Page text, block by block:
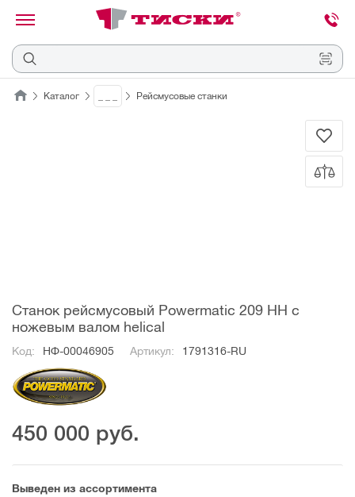
Отмена
Каталог Рейсмусовые станки
Станок рейсмусовый Powermatic 209 HH с
ножевым валом helical
Код: НФ-00046905 Артикул: 1791316-RU
450 000 руб.
Выведен из ассортимента